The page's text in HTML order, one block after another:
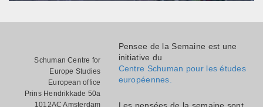
Schuman Centre for
Europe Studies
European office
Prins Hendrikkade 50a
1012AC Amsterdam
Pensee de la Semaine est une
initiative du
Centre Schuman pour les études
européennes.